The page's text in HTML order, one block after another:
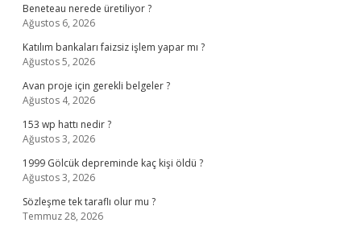
Beneteau nerede üretiliyor ?
Ağustos 6, 2026
Katılım bankaları faizsiz işlem yapar mı ?
Ağustos 5, 2026
Avan proje için gerekli belgeler ?
Ağustos 4, 2026
153 wp hattı nedir ?
Ağustos 3, 2026
1999 Gölcük depreminde kaç kişi öldü ?
Ağustos 3, 2026
Sözleşme tek taraflı olur mu ?
Temmuz 28, 2026